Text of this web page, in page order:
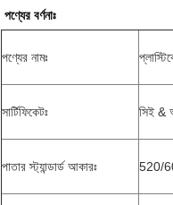
পণ্যের বর্ণনাঃ
পণ্যের নামঃ
সার্টিফিকেটঃ সিই &
পাতার স্ট্যান্ডার্ড আকারঃ 520/